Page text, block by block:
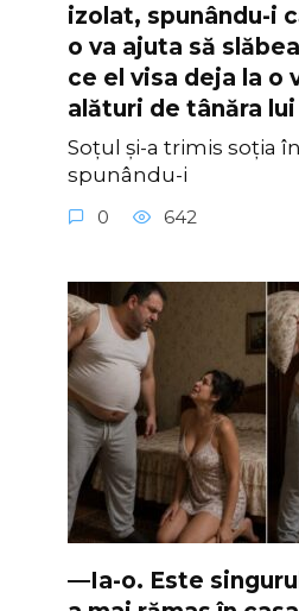
izolat, spunându-i
o va ajuta să
ce el visa deja la o
alături de tânăra
Soțul și-a trimis soția
spunându-i
0 642
—Ia-o. Este